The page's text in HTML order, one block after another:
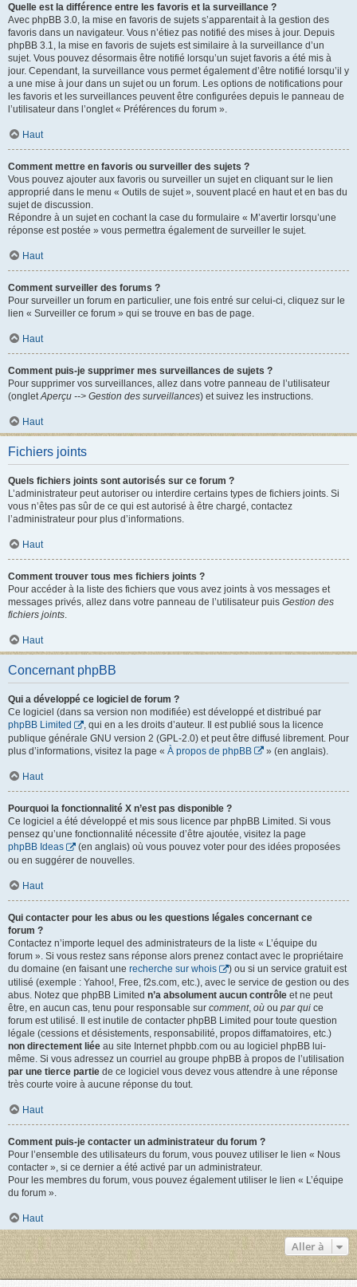
Quelle est la différence entre les favoris et la surveillance ?
Avec phpBB 3.0, la mise en favoris de sujets s’apparentait à la gestion des
favoris dans un navigateur. Vous n’étiez pas notifié des mises à jour. Depuis
phpBB 3.1, la mise en favoris de sujets est similaire à la surveillance d’un
sujet. Vous pouvez désormais être notifié lorsqu’un sujet favoris a été mis à
jour. Cependant, la surveillance vous permet également d’être notifié lorsqu’il y
a une mise à jour dans un sujet ou un forum. Les options de notifications pour
les favoris et les surveillances peuvent être configurées depuis le panneau de
l’utilisateur dans l’onglet « Préférences du forum ».
Haut
Comment mettre en favoris ou surveiller des sujets ?
Vous pouvez ajouter aux favoris ou surveiller un sujet en cliquant sur le lien
approprié dans le menu « Outils de sujet », souvent placé en haut et en bas du
sujet de discussion.
Répondre à un sujet en cochant la case du formulaire « M’avertir lorsqu’une
réponse est postée » vous permettra également de surveiller le sujet.
Haut
Comment surveiller des forums ?
Pour surveiller un forum en particulier, une fois entré sur celui-ci, cliquez sur le
lien « Surveiller ce forum » qui se trouve en bas de page.
Haut
Comment puis-je supprimer mes surveillances de sujets ?
Pour supprimer vos surveillances, allez dans votre panneau de l’utilisateur
(onglet Aperçu --> Gestion des surveillances) et suivez les instructions.
Haut
Fichiers joints
Quels fichiers joints sont autorisés sur ce forum ?
L’administrateur peut autoriser ou interdire certains types de fichiers joints. Si
vous n’êtes pas sûr de ce qui est autorisé à être chargé, contactez
l’administrateur pour plus d’informations.
Haut
Comment trouver tous mes fichiers joints ?
Pour accéder à la liste des fichiers que vous avez joints à vos messages et
messages privés, allez dans votre panneau de l’utilisateur puis Gestion des
fichiers joints
Haut
Concernant phpBB
Qui a développé ce logiciel de forum ?
Ce logiciel (dans sa version non modifiée) est développé et distribué par
phpBB Limited
, qui en a les droits d’auteur. Il est publié sous la licence
publique générale GNU version 2 (GPL-2.0) et peut être diffusé librement. Pour
plus d’informations, visitez la page « À propos de phpBB » (en anglais).
Haut
Pourquoi la fonctionnalité X n’est pas disponible ?
Ce logiciel a été développé et mis sous licence par phpBB Limited. Si vous
pensez qu’une fonctionnalité nécessite d’être ajoutée, visitez la page
phpBB Ideas
(en anglais) où vous pouvez voter pour des idées proposées
ou en suggérer de nouvelles.
Haut
Qui contacter pour les abus ou les questions légales concernant ce
forum ?
Contactez n’importe lequel des administrateurs de la liste « L’équipe du
forum ». Si vous restez sans réponse alors prenez contact avec le propriétaire
du domaine (en faisant une recherche sur whois
) ou si un service gratuit est
utilisé (exemple : Yahoo!, Free, f2s.com, etc.), avec le service de gestion ou des
abus. Notez que phpBB Limited n’a absolument aucun contrôle et ne peut
être, en aucun cas, tenu pour responsable sur comment, où ou par qui ce
forum est utilisé. Il est inutile de contacter phpBB Limited pour toute question
légale (cessions et désistements, responsabilité, propos diffamatoires, etc.)
non directement liée au site Internet phpbb.com ou au logiciel phpBB lui-
même. Si vous adressez un courriel au groupe phpBB à propos de l’utilisation
par une tierce partie de ce logiciel vous devez vous attendre à une réponse
très courte voire à aucune réponse du tout.
Haut
Comment puis-je contacter un administrateur du forum ?
Pour l’ensemble des utilisateurs du forum, vous pouvez utiliser le lien « Nous
contacter », si ce dernier a été activé par un administrateur.
Pour les membres du forum, vous pouvez également utiliser le lien « L’équipe
du forum ».
Haut
Aller à